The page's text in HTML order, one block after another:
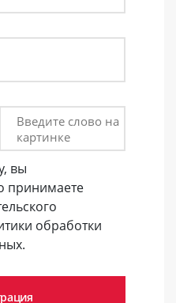
Введите слово на
картинке
вы
принимаете
обработки